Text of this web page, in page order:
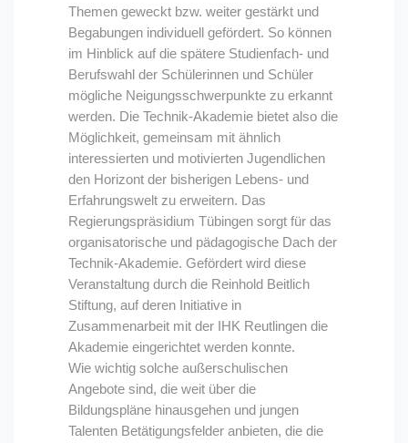
Themen geweckt bzw. weiter gestärkt und
Begabungen individuell gefördert. So können
im Hinblick auf die spätere Studienfach- und
Berufswahl der Schülerinnen und Schüler
mögliche Neigungsschwerpunkte zu erkannt
werden. Die Technik-Akademie bietet also die
Möglichkeit, gemeinsam mit ähnlich
interessierten und motivierten Jugendlichen
den Horizont der bisherigen Lebens- und
Erfahrungswelt zu erweitern. Das
Regierungspräsidium Tübingen sorgt für das
organisatorische und pädagogische Dach der
Technik-Akademie. Gefördert wird diese
Veranstaltung durch die Reinhold Beitlich
Stiftung, auf deren Initiative in
Zusammenarbeit mit der IHK Reutlingen die
Akademie eingerichtet werden konnte.
Wie wichtig solche außerschulischen
Angebote sind, die weit über die
Bildungspläne hinausgehen und jungen
Talenten Betätigungsfelder anbieten, die die